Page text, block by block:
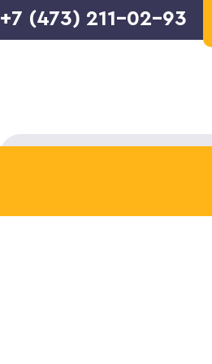
+7 (473) 211-02-93